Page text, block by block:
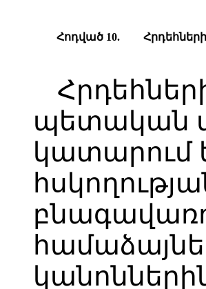
Հոդված 10. Հ
պետական
կատարում